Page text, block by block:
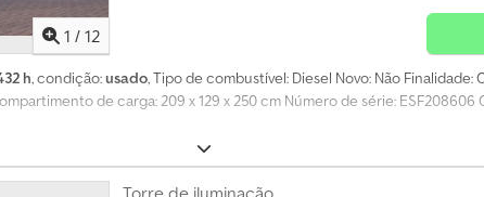
1 / 12
h, condição:usado, Tipo de combustível: Diesel Novo: Não
de carga: 209 x 129 x 250 cm Número de série: ESF208606